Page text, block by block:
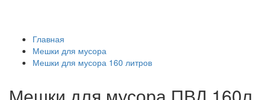
Главная
Мешки для мусора
Мешки для мусора 160 литров